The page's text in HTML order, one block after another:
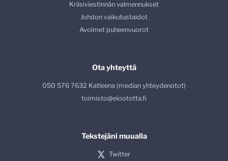
Kriisiviestinnän valmennukset
Johdon vaikutustaidot
Avoimet puheenvuorot
Ota yhteyttä
050 576 7632 Katleena (median yhteydenotot)
toimisto@eioototta.fi
Tekstejäni muualla
Twitter